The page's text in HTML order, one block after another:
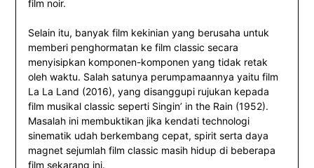
film noir.
Selain itu, banyak film kekinian yang berusaha untuk
memberi penghormatan ke film classic secara
menyisipkan komponen-komponen yang tidak retak
oleh waktu. Salah satunya perumpamaannya yaitu film
La La Land (2016), yang disanggupi rujukan kepada
film musikal classic seperti Singin’ in the Rain (1952).
Masalah ini membuktikan jika kendati technologi
sinematik udah berkembang cepat, spirit serta daya
magnet sejumlah film classic masih hidup di beberapa
film sekarang ini.